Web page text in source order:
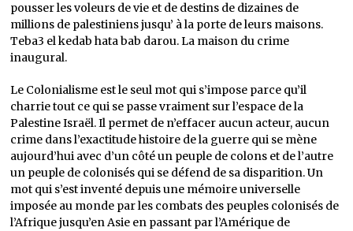
pousser les voleurs de vie et de destins de dizaines de
millions de palestiniens jusqu’ à la porte de leurs maisons.
Teba3 el kedab hata bab darou. La maison du crime
inaugural.
Le Colonialisme est le seul mot qui s’impose parce qu’il
charrie tout ce qui se passe vraiment sur l’espace de la
Palestine Israël. Il permet de n’effacer aucun acteur, aucun
crime dans l’exactitude histoire de la guerre qui se mène
aujourd’hui avec d’un côté un peuple de colons et de l’autre
un peuple de colonisés qui se défend de sa disparition. Un
mot qui s’est inventé depuis une mémoire universelle
imposée au monde par les combats des peuples colonisés de
l’Afrique jusqu’en Asie en passant par l’Amérique de